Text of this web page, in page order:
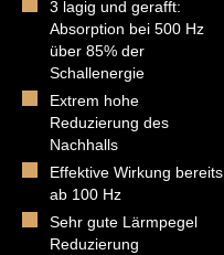
3 lagig und gerafft:
Absorption bei 500 Hz
über 85% der
Schallenergie
Extrem hohe
Reduzierung des
Nachhalls
Effektive Wirkung bereits
ab 100 Hz
Sehr gute Lärmpegel
Reduzierung